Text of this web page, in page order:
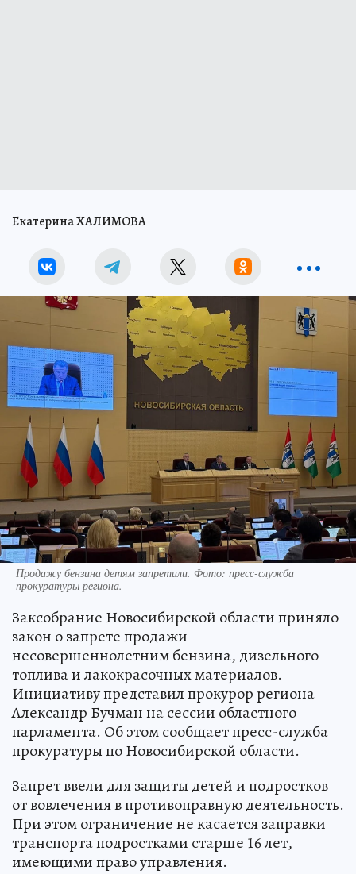
Екатерина ХАЛИМОВА
Продажу бензина детям запретили. Фото: пресс-служба
прокуратуры региона.
Заксобрание Новосибирской области приняло
закон о запрете продажи
несовершеннолетним бензина, дизельного
топлива и лакокрасочных материалов.
Инициативу представил прокурор региона
Александр Бучман на сессии областного
парламента. Об этом сообщает пресс-служба
прокуратуры по Новосибирской области.
Запрет ввели для защиты детей и подростков
от вовлечения в противоправную деятельность.
При этом ограничение не касается заправки
транспорта подростками старше 16 лет,
имеющими право управления.